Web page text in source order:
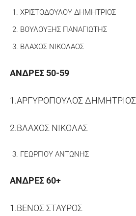
ΧΡΙΣΤΟΔΟΥΛΟΥ ΔΗΜΗΤΡΙΟΣ
ΒΟΥΛΟΥΞΗΣ ΠΑΝΑΓΙΩΤΗΣ
ΒΛΑΧΟΣ ΝΙΚΟΛΑΟΣ
ΑΝΔΡΕΣ 50-59
1.ΑΡΓΥΡΟΠΟΥΛΟΣ ΔΗΜΗΤΡΙΟΣ
2.ΒΛΑΧΟΣ ΝΙΚΟΛΑΣ
ΓΕΩΡΓΙΟΥ ΑΝΤΩΝΗΣ
ΑΝΔΡΕΣ 60+
1.ΒΕΝΟΣ ΣΤΑΥΡΟΣ